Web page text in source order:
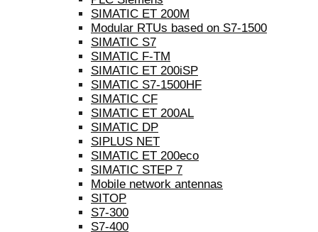
SIMATIC ET 200M
Modular RTUs based on S7-1500
SIMATIC S7
SIMATIC F-TM
SIMATIC ET 200iSP
SIMATIC S7-1500HF
SIMATIC CF
SIMATIC ET 200AL
SIMATIC DP
SIPLUS NET
SIMATIC ET 200eco
SIMATIC STEP 7
Mobile network antennas
SITOP
S7-300
S7-400